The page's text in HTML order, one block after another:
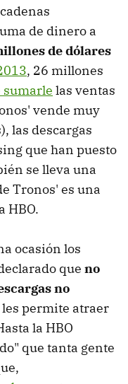
de dinero a
de dólares
, 26 millones
sumarle las ventas
vende muy
las descargas
que han puesto
se lleva una
Tronos' es una
HBO.
ocasión los
que no
no
permite atraer
la HBO
que tanta gente